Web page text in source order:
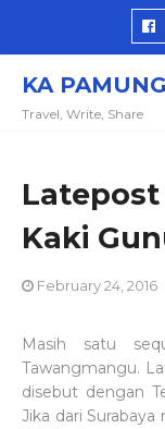
KA
Travel, Write, Share
Latepost
Kaki
February 24, 2016
Masih satu
Tawangmangu.
disebut dengan
Jika dari